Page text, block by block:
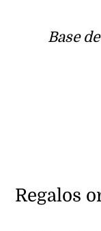
Base
Regalos